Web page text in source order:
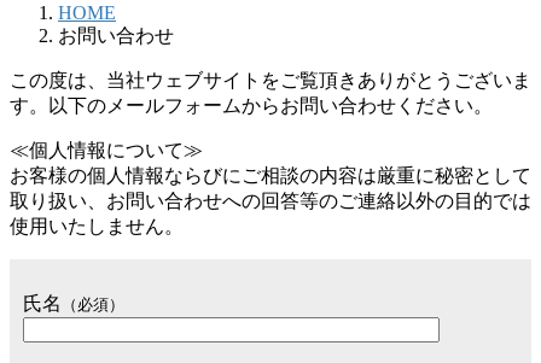
HOME
お問い合わせ
この度は、当社ウェブサイトをご覧頂きありがとうございま
す。以下のメールフォームからお問い合わせください。
≪個人情報について≫
お客様の個人情報ならびにご相談の内容は厳重に秘密として
取り扱い、お問い合わせへの回答等のご連絡以外の目的では
使用いたしません。
氏名 （必須）